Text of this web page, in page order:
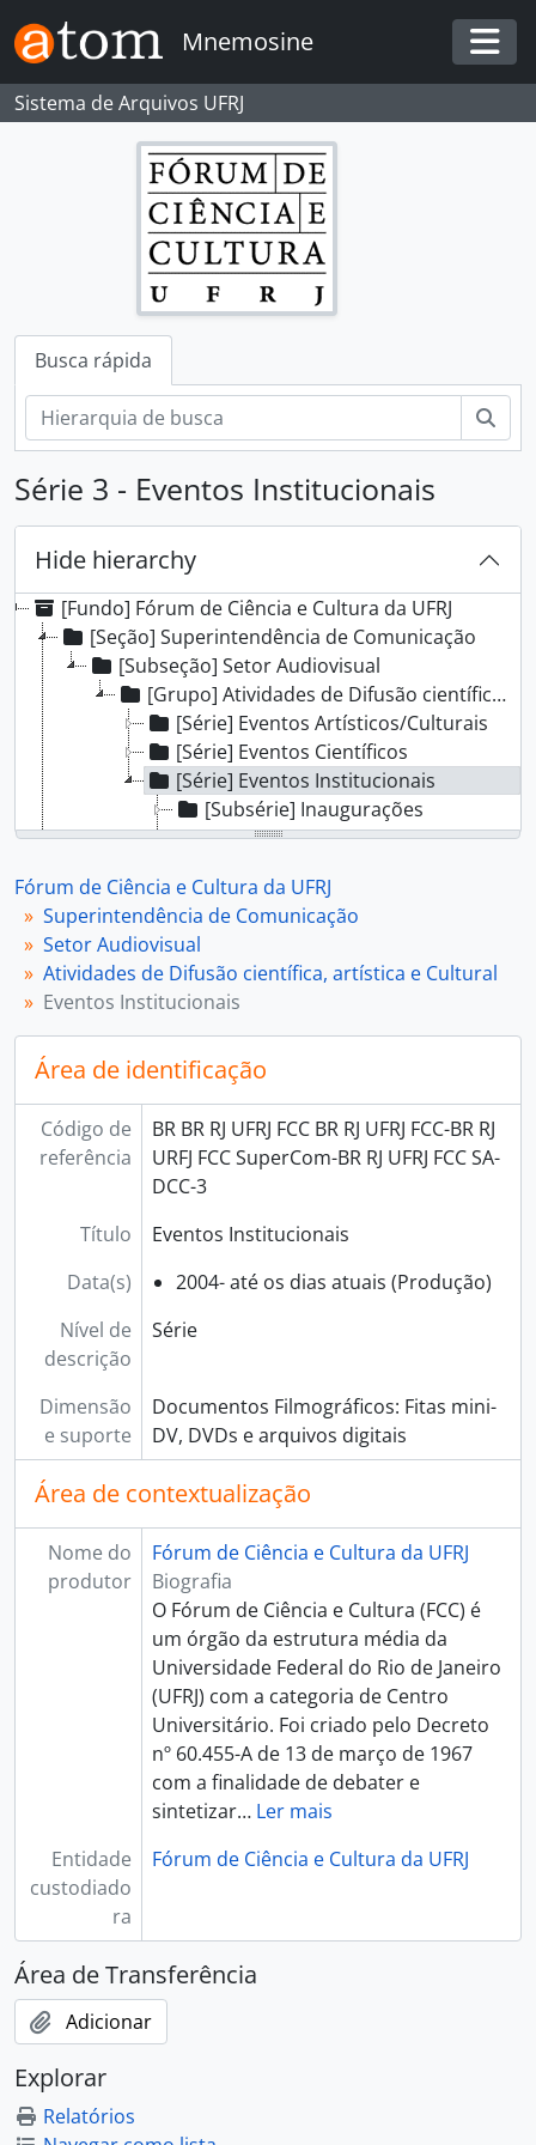
Skip to main content
Mnemosine
Sistema de Arquivos UFRJ
Busca rápida
Série 3 - Eventos Institucionais
Hide hierarchy
[Fundo] Fórum de Ciência e Cultura da UFRJ
[Seção] Superintendência de Comunicação
[Subseção] Setor Audiovisual
[Grupo] Atividades de Difusão científica, artística e Cultural
[Série] Eventos Artísticos/Culturais
[Série] Eventos Científicos
[Série] Eventos Institucionais
[Subsérie] Inaugurações
[Subsérie] Solenidades
[Subsérie] Festa Junina
[Subsérie] Institucional Fórum
[Dossiê] Colégio Brasileiro de Altos Estudos (CBAE)
[Dossiê] Salão 1 CBAE
[Dossiê] Salão 2 CBAE
[Dossiê] Salão 3 CBAE
[Dossiê] Salão CBAE
[Dossiê] Salão Pedro Calmon
[Dossiê] Salão Moniz Aragão
[Dossiê] O Átrio
Fórum de Ciência e Cultura da UFRJ
Superintendência de Comunicação
Setor Audiovisual
Atividades de Difusão científica, artística e Cultural
Eventos Institucionais
Área de identificação
Código de
referência
BR BR RJ UFRJ FCC BR RJ UFRJ FCC-BR RJ
URFJ FCC SuperCom-BR RJ UFRJ FCC SA-
DCC-3
Título
Eventos Institucionais
Data(s)
2004- até os dias atuais (Produção)
Nível de
descrição
Série
Dimensão
e suporte
Documentos Filmográficos: Fitas mini-
DV, DVDs e arquivos digitais
Área de contextualização
Nome do
produtor
Fórum de Ciência e Cultura da UFRJ
Biografia
O Fórum de Ciência e Cultura (FCC) é
um órgão da estrutura média da
Universidade Federal do Rio de Janeiro
(UFRJ) com a categoria de Centro
Universitário. Foi criado pelo Decreto
nº 60.455-A de 13 de março de 1967
com a finalidade de debater e
sintetizar… Ler mais
Entidade
custodiado
ra
Fórum de Ciência e Cultura da UFRJ
Área de Transferência
Adicionar
Explorar
Relatórios